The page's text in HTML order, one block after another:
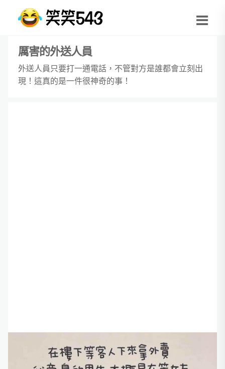
厲害的外送人員
外送人員只要打一通電話，不管對方是誰都會立刻出
現！這真的是一件很神奇的事！